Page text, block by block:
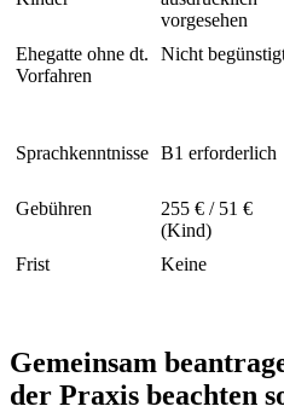
vorgesehen
Ehegatte ohne dt.
Vorfahren
Nicht
Sprachkenntnisse B1 erforderlich
Gebühren
255 € / 51 €
(Kind)
Frist Keine
Gemeinsam
der Praxis beachten